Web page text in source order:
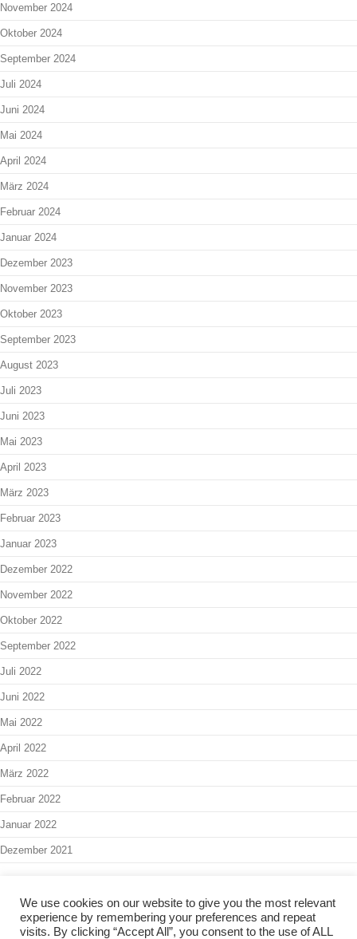
November 2024
Oktober 2024
September 2024
Juli 2024
Juni 2024
Mai 2024
April 2024
März 2024
Februar 2024
Januar 2024
Dezember 2023
November 2023
Oktober 2023
September 2023
August 2023
Juli 2023
Juni 2023
Mai 2023
April 2023
März 2023
Februar 2023
Januar 2023
Dezember 2022
November 2022
Oktober 2022
September 2022
Juli 2022
Juni 2022
Mai 2022
April 2022
März 2022
Februar 2022
Januar 2022
Dezember 2021
Interner Bereich Admin
We use cookies on our website to give you the most relevant
experience by remembering your preferences and repeat
visits. By clicking “Accept All”, you consent to the use of ALL